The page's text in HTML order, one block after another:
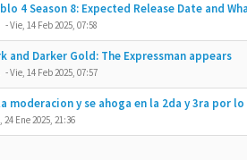
4 Season 8: Expected Release Date and
-Vie, 14 Feb 2025, 07:58
and Darker Gold: The Expressman appears
-Vie, 14 Feb 2025, 07:57
moderacion y se ahoga en la 2da y 3ra por
24 Ene 2025, 21:36